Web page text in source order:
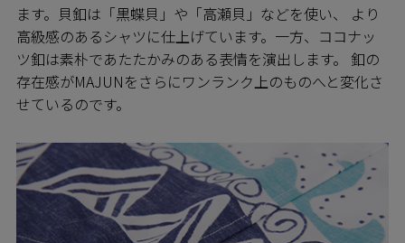
ます。貝釦は「黒蝶貝」や「高瀬貝」などを使い、 より
高級感のあるシャツに仕上げています。一方、ココナッ
ツ釦は素朴であたたかみのある表情を演出します。 釦の
存在感がMAJUNをさらにワンランク上のものへと変化さ
せているのです。